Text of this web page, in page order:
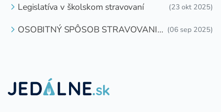
Legislatíva v školskom stravovaní (23 okt 2025)
OSOBITNÝ SPÔSOB STRAVOVANIA (06 sep 2025)